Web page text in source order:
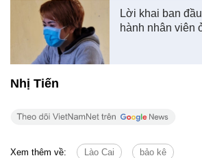
Lời khai ban
hành nhân viên
Nhị Tiến
Xem thêm về: Lào Cai bảo kê